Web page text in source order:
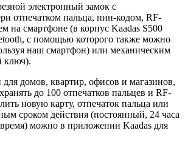
электронный замок с
отпечатком пальца, пин-кодом, RF-
на смартфоне (в корпус Kaadas S500
с помощью которого также можно
наш смартфон) или механическим
ключ).
для домов, квартир, офисов и магазинов,
до 100 отпечатков пальцев и RF-
новую карту, отпечаток пальца или
сроком действия (постоянный, 24 часа
время) можно в приложении Kaadas для